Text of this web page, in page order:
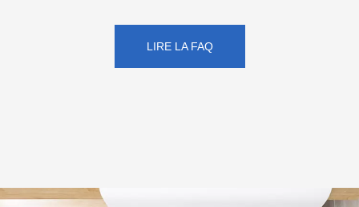
LIRE LA FAQ